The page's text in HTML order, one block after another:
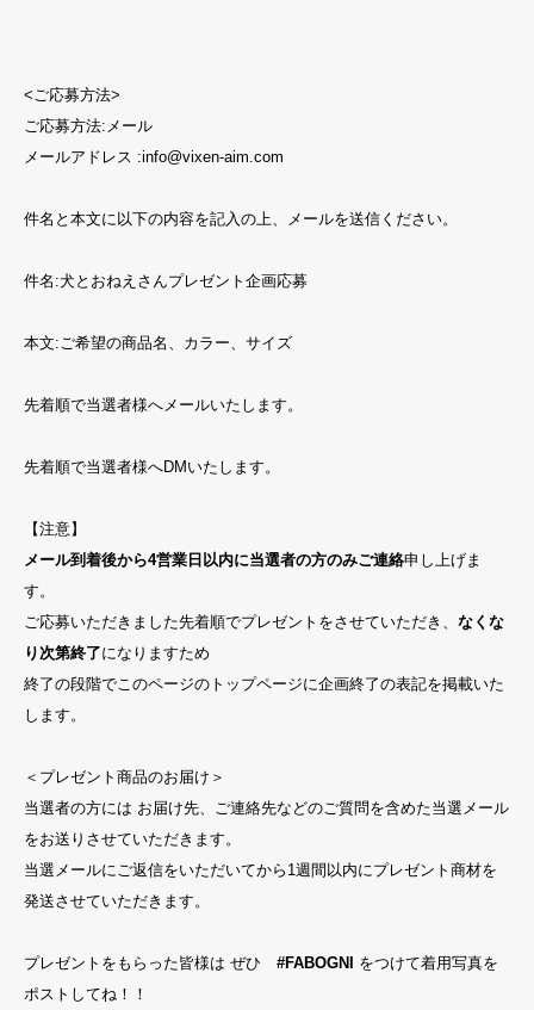
<ご応募方法>
ご応募方法:メール
メールアドレス :info@vixen-aim.com
件名と本文に以下の内容を記入の上、メールを送信ください。
件名:犬とおねえさんプレゼント企画応募
本文:ご希望の商品名、カラー、サイズ
先着順で当選者様へメールいたします。
先着順で当選者様へDMいたします。
【注意】
メール到着後から4営業日以内に当選者の方のみご連絡申し上げま
す。
ご応募いただきました先着順でプレゼントをさせていただき、 なくな
り次第終了になりますため
終了の段階でこのページのトップページに企画終了の表記を掲載いた
します。
＜プレゼント商品のお届け＞
当選者の方には お届け先、ご連絡先などのご質問を含めた当選メール
をお送りさせていただきます。
当選メールにご返信をいただいてから1週間以内にプレゼント商材を
発送させていただきます。
プレゼントをもらった皆様は ぜひ #FABOGNI
をつけて着用写真を
ポストしてね！！